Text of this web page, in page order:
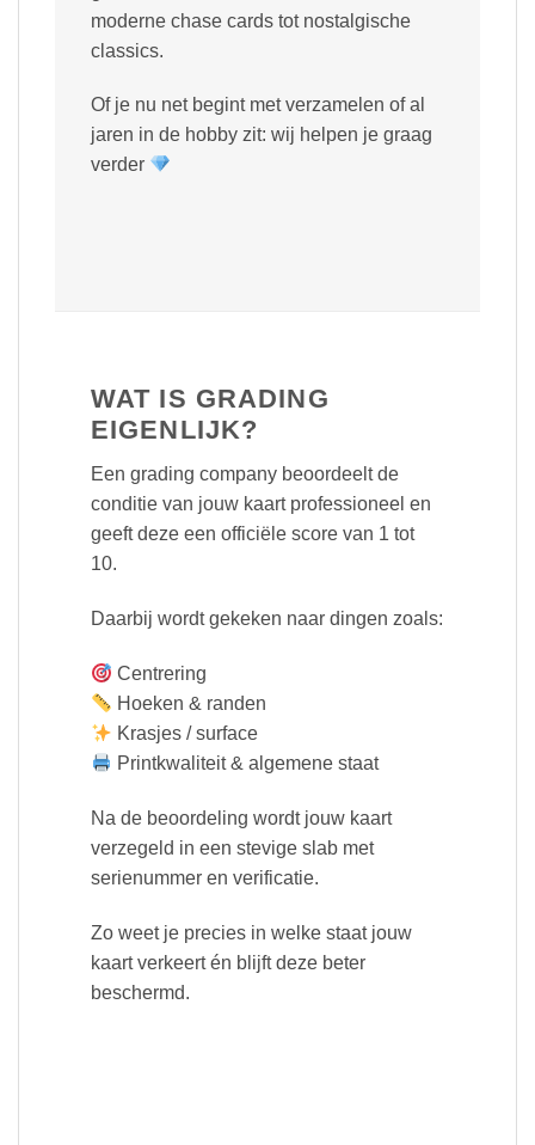
moderne chase cards tot nostalgische
classics.
Of je nu net begint met verzamelen of al
jaren in de hobby zit: wij helpen je graag
verder
WAT IS GRADING
EIGENLIJK?
Een grading company beoordeelt de
conditie van jouw kaart professioneel en
geeft deze een officiële score van 1 tot
10.
Daarbij wordt gekeken naar dingen zoals:
Centrering
Hoeken & randen
Krasjes / surface
Printkwaliteit & algemene staat
Na de beoordeling wordt jouw kaart
verzegeld in een stevige slab met
serienummer en verificatie.
Zo weet je precies in welke staat jouw
kaart verkeert én blijft deze beter
beschermd.